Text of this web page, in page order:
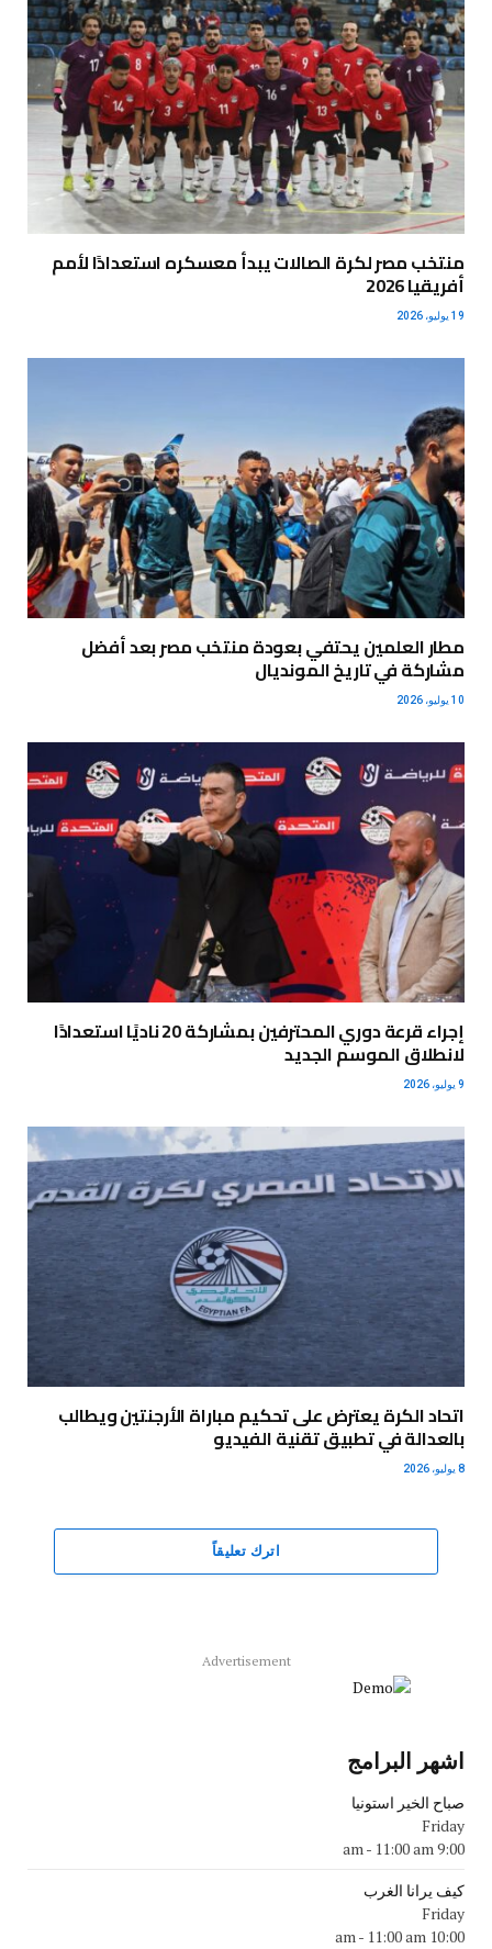
منتخب مصر لكرة الصالات يبدأ معسكره استعدادًا لأمم
أفريقيا 2026
19 يوليو، 2026
مطار العلمين يحتفي بعودة منتخب مصر بعد أفضل
مشاركة في تاريخ المونديال
10 يوليو، 2026
إجراء قرعة دوري المحترفين بمشاركة 20 ناديًا استعدادًا
لانطلاق الموسم الجديد
9 يوليو، 2026
اتحاد الكرة يعترض على تحكيم مباراة الأرجنتين ويطالب
بالعدالة في تطبيق تقنية الفيديو
8 يوليو، 2026
اترك تعليقاً
Advertisement
اشهر البرامج
صباح الخير استونيا
Friday
9:00 am
- 11:00 am
كيف يرانا الغرب
Friday
10:00 am
- 11:00 am